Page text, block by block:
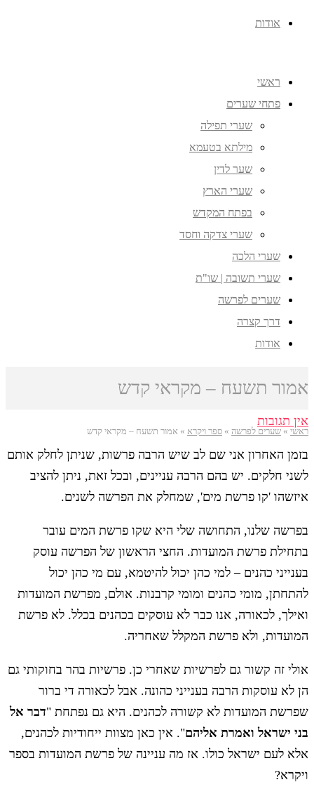
אודות
ראשי
פתחי שערים
שערי תפילה
מילתא בטעמא
שער לדין
שערי הארץ
בפתח המקדש
שערי צדקה וחסד
שערי הלכה
שערי תשובה | שו"ת
שערים לפרשה
דרך קצרה
אודות
אמור תשעח – מקראי קדש
ראשי » שערים לפרשה » ספר ויקרא » אמור תשעח – מקראי קדש
אין תגובות
בזמן האחרון אני שם לב שיש הרבה פרשות, שניתן לחלק אותם
לשני חלקים. יש בהם הרבה עניינים, ובכל זאת, ניתן להציב
איזשהו 'קו פרשת מים', שמחלק את הפרשה לשנים.
בפרשה שלנו, התחושה שלי היא שקו פרשת המים עובר
בתחילת פרשת המועדות. החצי הראשון של הפרשה עוסק
בענייני כהנים – למי כהן יכול להיטמא, עם מי כהן יכול
להתחתן, מומי כהנים ומומי קרבנות. אולם, מפרשת המועדות
ואילך, לכאורה, אנו כבר לא עוסקים בכהנים בכלל. לא פרשת
המועדות, ולא פרשת המקלל שאחריה.
אולי זה קשור גם לפרשיות שאחרי כן. פרשיות בהר בחוקותי גם
הן לא עוסקות הרבה בענייני כהונה. אבל לכאורה די ברור
שפרשת המועדות לא קשורה לכהנים. היא גם נפתחת "דבר אל
בני ישראל ואמרת אליהם". אין כאן מצוות ייחודיות לכהנים,
אלא לעם ישראל כולו. אז מה עניינה של פרשת המועדות בספר
ויקרא?